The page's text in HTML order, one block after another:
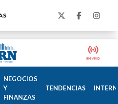
NEGOCIOS
Y
FINANZAS
TENDENCIAS